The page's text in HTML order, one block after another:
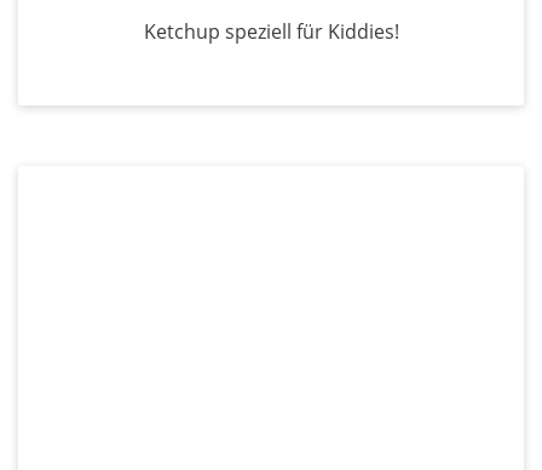
Ketchup speziell für Kiddies!